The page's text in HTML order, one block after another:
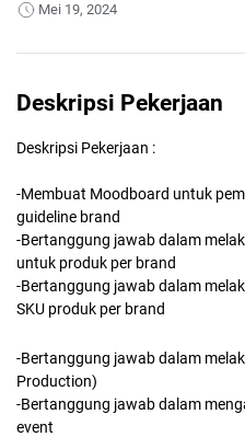
Mei 19, 2024
Deskripsi Pekerjaan
Deskripsi Pekerjaan :
-Membuat Moodboard untuk
guideline brand
-Bertanggung jawab dalam
untuk produk per brand
-Bertanggung jawab dalam
SKU produk per brand
-Bertanggung jawab dalam
Production)
-Bertanggung jawab dalam
event